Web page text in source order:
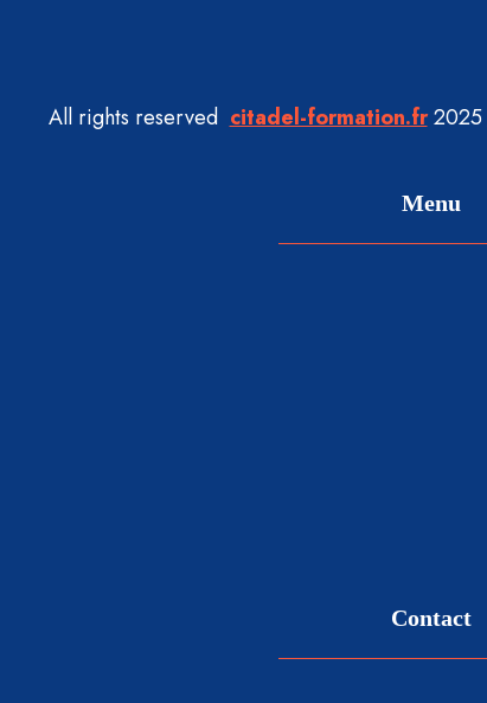
All rights reserved citadel-formation.fr2025
Menu
Contact